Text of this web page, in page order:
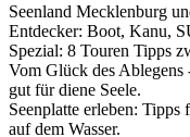
Seenland Mecklenburg
Entdecker: Boot, Kanu,
Spezial: 8 Touren Tipps
Vom Glück des
gut für diene Seele.
Seenplatte erleben:
auf dem Wasser.